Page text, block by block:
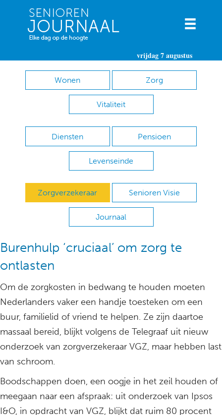
vrijdag 7 augustus
Wonen Zorg
Vitaliteit
Diensten Pensioen
Levenseinde
Zorgverzekeraar Senioren Visie
Journaal
Burenhulp ‘cruciaal’ om zorg te
ontlasten
Om de zorgkosten in bedwang te houden moeten
Nederlanders vaker een handje toesteken om een
buur, familielid of vriend te helpen. Ze zijn daartoe
massaal bereid, blijkt volgens de Telegraaf uit nieuw
onderzoek van zorgverzekeraar VGZ, maar hebben last
van schroom.
Boodschappen doen, een oogje in het zeil houden of
meegaan naar een afspraak: uit onderzoek van Ipsos
I&O, in opdracht van VGZ, blijkt dat ruim 80 procent